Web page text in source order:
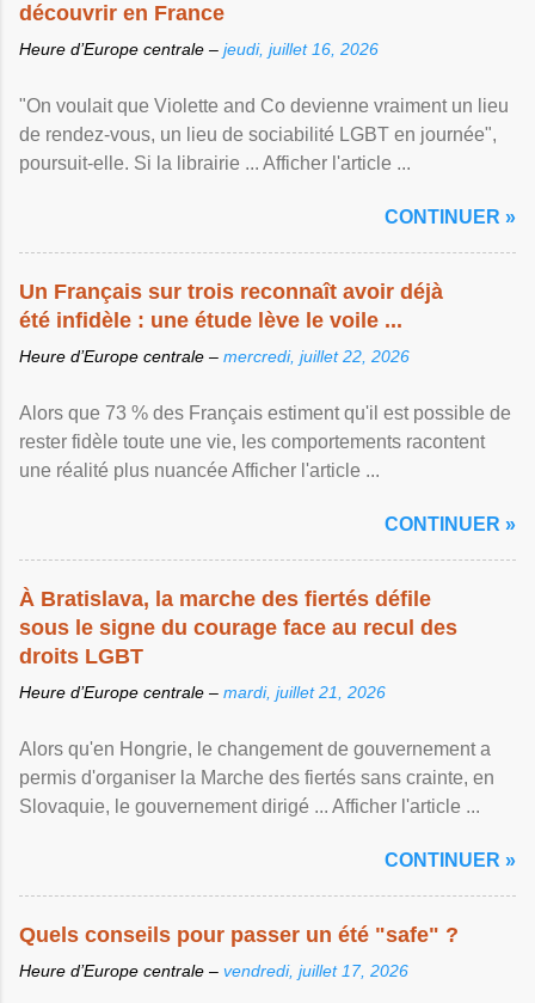
découvrir en France
Heure d’Europe centrale – jeudi, juillet 16, 2026
"On voulait que Violette and Co devienne vraiment un lieu
de rendez-vous, un lieu de sociabilité LGBT en journée",
poursuit-elle. Si la librairie ... Afficher l'article ...
CONTINUER »
Un Français sur trois reconnaît avoir déjà
été infidèle : une étude lève le voile ...
Heure d’Europe centrale – mercredi, juillet 22, 2026
Alors que 73 % des Français estiment qu'il est possible de
rester fidèle toute une vie, les comportements racontent
une réalité plus nuancée Afficher l'article ...
CONTINUER »
À Bratislava, la marche des fiertés défile
sous le signe du courage face au recul des
droits LGBT
Heure d’Europe centrale – mardi, juillet 21, 2026
Alors qu'en Hongrie, le changement de gouvernement a
permis d'organiser la Marche des fiertés sans crainte, en
Slovaquie, le gouvernement dirigé ... Afficher l'article ...
CONTINUER »
Quels conseils pour passer un été "safe" ?
Heure d’Europe centrale – vendredi, juillet 17, 2026